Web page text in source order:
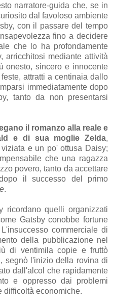
narratore-guida che, se in
dal favoloso ambiente
con il passare del tempo
fino a decidere
che lo ha profondamente
arricchitosi mediante attività
onesto, sincero e innocente
attratti a centinaia dallo
immediatamente dopo
tanto da non presentarsi
il romanzo alla reale e
e di sua moglie Zelda,
e un po' ottusa Daisy;
che una ragazza
povero, tanto da accettare
il successo del primo
.
ricordano quelli organizzati
Gatsby conobbe fortune
commerciale di
della pubblicazione nel
di ventimila copie e fruttò
segnò l'inizio della rovina di
dall'alcol che rapidamente
e oppresso dai problemi
difficoltà economiche.